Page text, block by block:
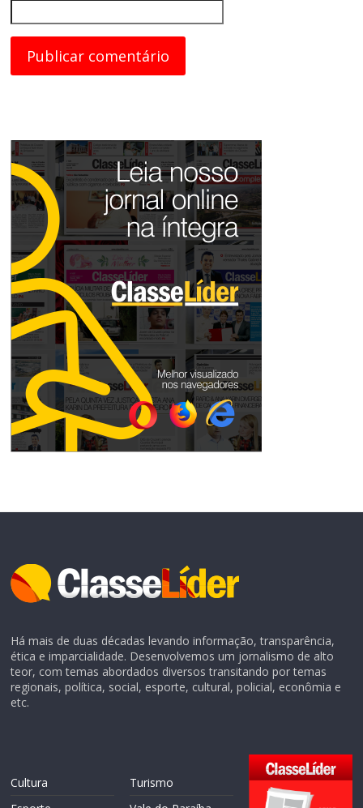
Há mais de duas décadas levando informação, transparência,
ética e imparcialidade. Desenvolvemos um jornalismo de alto
teor, com temas abordados diversos transitando por temas
regionais, política, social, esporte, cultural, policial, econômia e
etc.
Cultura
Turismo